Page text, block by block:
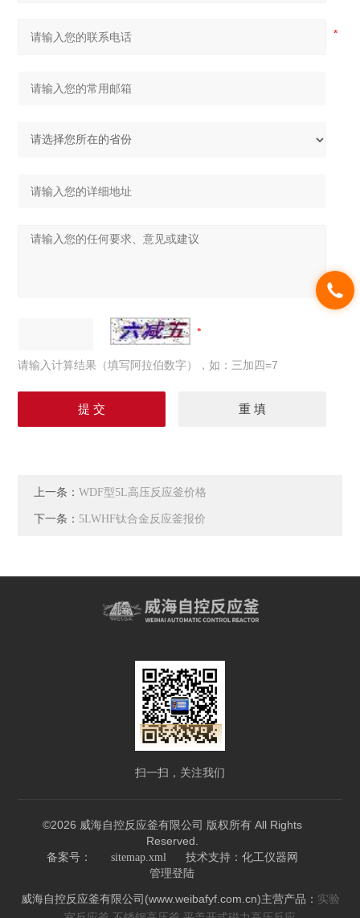
请输入计算结果（填写阿拉伯数字），如：三加四=7
上一条：WDF型5L高压反应釜价格
下一条： 5LWHF钛合金反应釜报价
扫一扫，关注我们
©2026 威海自控反应釜有限公司 版权所有 All Rights
Reserved.
备案号： sitemap.xml 技术支持： 化工仪器网
管理登陆
威海自控反应釜有限公司(www.weibafyf.com.cn)主营产品： 实验